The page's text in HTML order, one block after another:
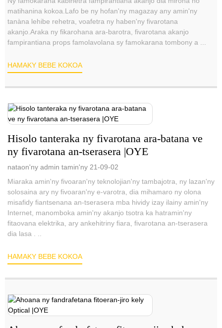
matihanina kokoa.Lafo be ny hofan'ny magazay any amin'ny
tanàna lehibe rehetra, voafetra ny haben'ny fivarotana
akanjo.Araka ny fikarohana ara-barotra, fivarotana akanjo
fampirantiana props famolavolana sy famokarana tombony a ...
HAMAKY BEBE KOKOA
Hisolo tanteraka ny fivarotana ara-batana ve
ny fivarotana an-tserasera |OYE
nataon'ny admin tamin'ny 21-09-02
Miaraka amin'ny fivoaran'ny teknolojian'ny tambajotra, ny lazan'ny
solosaina ary ny fivoaran'ny e-varotra, dia mihamaro ny olona
misafidy fiantsenana an-tserasera mba hividy izay ilainy amin'ny
Internet, manomboka amin'ny akanjo tsotra ka hatramin'ny
fitaovana elektrika, ary ankehitriny fiara, fivarotana an-tserasera
dia lasa . ..
HAMAKY BEBE KOKOA